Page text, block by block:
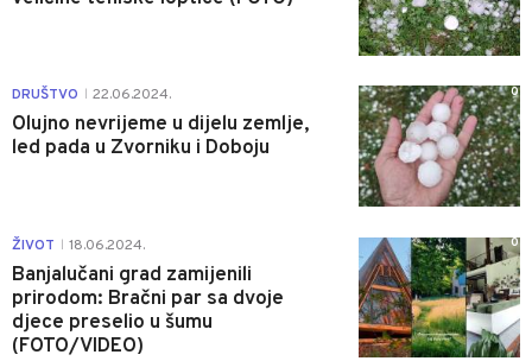
DRUŠTVO 22.06.2024.
Olujno nevrijeme u dijelu zemlje,
led pada u Zvorniku i Doboju
0
ŽIVOT 18.06.2024.
Banjalučani grad zamijenili
prirodom: Bračni par sa dvoje
djece preselio u šumu
(FOTO/VIDEO)
0